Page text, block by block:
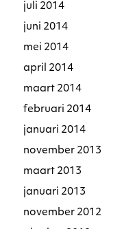
juli 2014
juni 2014
mei 2014
april 2014
maart 2014
februari 2014
januari 2014
november 2013
maart 2013
januari 2013
november 2012